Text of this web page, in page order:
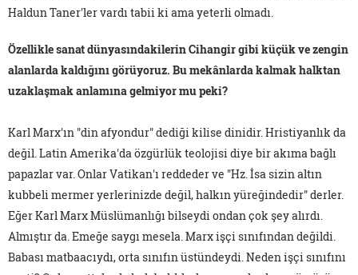
Haldun Taner'ler vardı tabii ki ama yeterli olmadı.
Özellikle sanat dünyasındakilerin Cihangir gibi küçük ve zengin
alanlarda kaldığını görüyoruz. Bu mekânlarda kalmak halktan
uzaklaşmak anlamına gelmiyor mu peki?
Karl Marx'ın "din afyondur" dediği kilise dinidir. Hristiyanlık da
değil. Latin Amerika'da özgürlük teolojisi diye bir akıma bağlı
papazlar var. Onlar Vatikan'ı reddeder ve "Hz. İsa sizin altın
kubbeli mermer yerlerinizde değil, halkın yüreğindedir" derler.
Eğer Karl Marx Müslümanlığı bilseydi ondan çok şey alırdı.
Almıştır da. Emeğe saygı mesela. Marx işçi sınıfından değildi.
Babası matbaacıydı, orta sınıfın üstündeydi. Neden işçi sınıfını